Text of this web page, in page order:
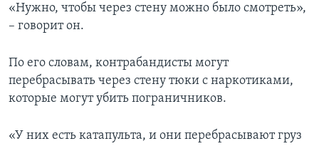
«Нужно, чтобы через стену можно было смотреть»,
– говорит он.
По его словам, контрабандисты могут
перебрасывать через стену тюки с наркотиками,
которые могут убить пограничников.
«У них есть катапульта, и они перебрасывают груз